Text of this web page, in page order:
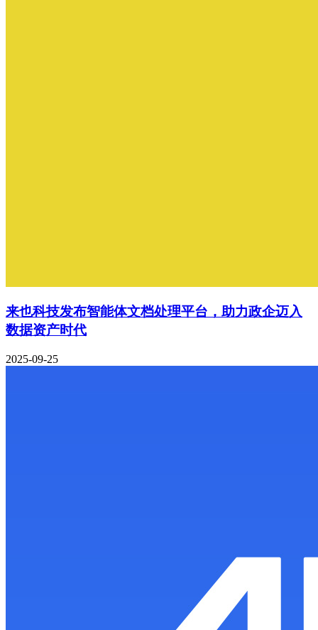
来也科技发布智能体文档处理平台，助力政企迈入
数据资产时代
2025-09-25